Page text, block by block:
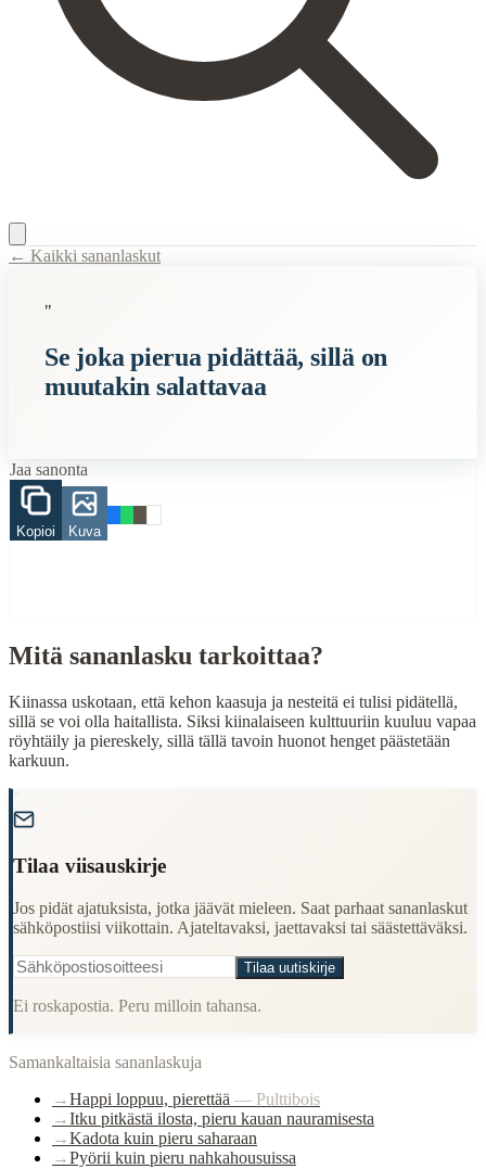
Description:Kiinassa uskotaan, että kehon kaasuja ja nesteitä ei
Semantic Themes
Related Topics
pieru
Learning Finnish language through proverbs
Finding quotes for speeches or writing
Cultural Context
Language:Finnish (suomi)
Origin:
Period:
← Kaikki sananlaskut
"
Se joka pierua pidättää, sillä on
muutakin salattavaa
Jaa sanonta
Kopioi Kuva
Mitä sananlasku tarkoittaa?
Kiinassa uskotaan, että kehon kaasuja ja nesteitä ei tulisi pidätellä,
sillä se voi olla haitallista. Siksi kiinalaiseen kulttuuriin kuuluu vapaa
röyhtäily ja piereskely, sillä tällä tavoin huonot henget päästetään
karkuun.
Tilaa viisauskirje
Jos pidät ajatuksista, jotka jäävät mieleen. Saat parhaat sananlaskut
sähköpostiisi viikottain. Ajateltavaksi, jaettavaksi tai säästettäväksi.
Tilaa uutiskirje
Ei roskapostia. Peru milloin tahansa.
Samankaltaisia sananlaskuja
→Happi loppuu, pierettää — Pulttibois
→Itku pitkästä ilosta, pieru kauan nauramisesta
→Kadota kuin pieru saharaan
→Pyörii kuin pieru nahkahousuissa